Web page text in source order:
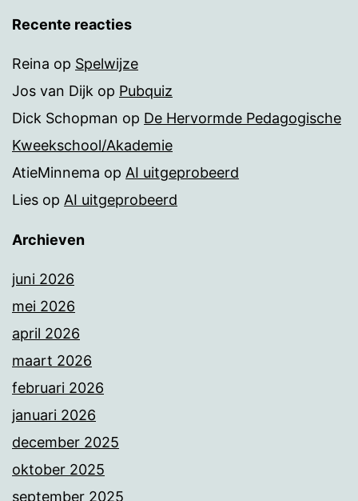
Recente reacties
Reina op Spelwijze
Jos van Dijk op Pubquiz
Dick Schopman op De Hervormde Pedagogische
Kweekschool/Akademie
AtieMinnema op AI uitgeprobeerd
Lies op AI uitgeprobeerd
Archieven
juni 2026
mei 2026
april 2026
maart 2026
februari 2026
januari 2026
december 2025
oktober 2025
september 2025